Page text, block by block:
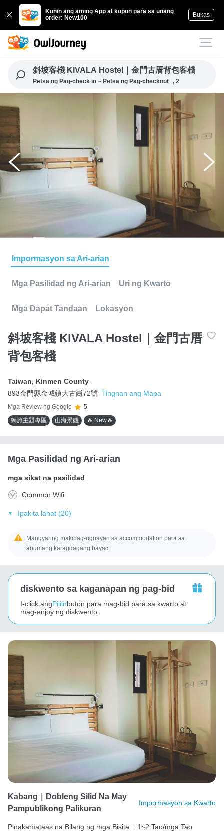
Kunin ang aming App at kupon para sa unang
order: New100
Bukas
斜坡客棧 KIVALA Hostel｜金門古厝背包客棧
Petsa ng Pag-check in ~ Petsa ng Pag-checkout , 2
Impormasyon sa Ari-arian
Mga Pasilidad ng Ari-arian Uri ng Kwarto
Mga Dapat Tandaan Lokasyon
斜坡客棧 KIVALA Hostel｜金門古厝
背包客棧
Taiwan, Kinmen County
893金門縣金城鎮大古崗72號 Tingnan ang Mapa
Mga Review ng Google
5
獨旅主題專區
山海景觀 🔥 New🔥
Mga Pasilidad ng Ari-arian
mga sikat na pasilidad
Common Wifi
Ipakita lahat (20)
Mangyaring makipag-ugnayan sa accommodation para sa
anumang karagdagang bayad.
diskwento sa kaganapan ng pag-bid
I-click angPiliinbuton para mag-bid para sa kwarto at
mag-enjoy ng diskwento.
Kabang｜Dobleng Silid Na May
Pampublikong Palikuran
Impormasyon sa Kwarto
Pinakamataas na Bilang ng mga Bisita :
1~2 Tao/mga Tao